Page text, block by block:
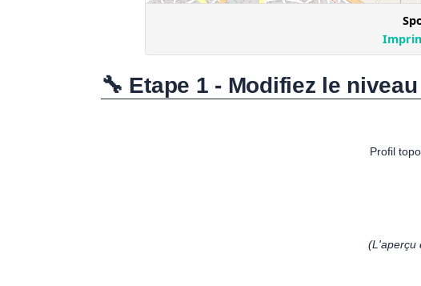
🔧 Etape 1 - Modifiez le
Profil
(L'aperçu